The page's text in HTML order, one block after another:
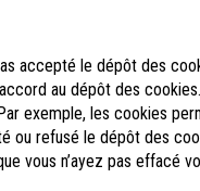
accepté le dépôt des
au dépôt des
exemple, les cookies
ou refusé le dépôt des
vous n’ayez pas effacé